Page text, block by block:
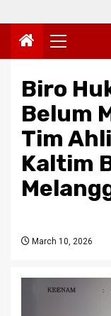
Primary
Menu
Biro
Belum
Tim
Kaltim
March 10, 2026